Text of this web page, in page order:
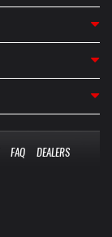
FAQ
DEALERS